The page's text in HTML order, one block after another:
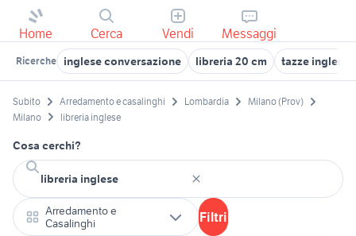
Home Cerca Vendi Messaggi
Ricerche inglese conversazione libreria 20 cm tazze inglesi
Subito Arredamento e casalinghi Lombardia
Milano (Prov)
Milano
libreria inglese
Cosa cerchi?
Arredamento e
Casalinghi
Filtri